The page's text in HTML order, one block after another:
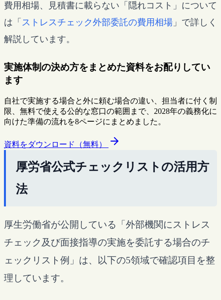
費用相場、見積書に載らない「隠れコスト」について
は「 ストレスチェック外部委託の費用相場 」で詳しく
解説しています。
実施体制の決め方をまとめた資料をお配りしてい
ます
自社で実施する場合と外に頼む場合の違い、担当者に付く制
限、無料で使える公的な窓口の範囲まで、2028年の義務化に
向けた準備の流れを8ページにまとめました。
資料をダウンロード（無料）
厚労省公式チェックリストの活用方
法
厚生労働省が公開している「外部機関にストレス
チェック及び面接指導の実施を委託する場合のチ
ェックリスト例」は、以下の5領域で確認項目を整
理しています。